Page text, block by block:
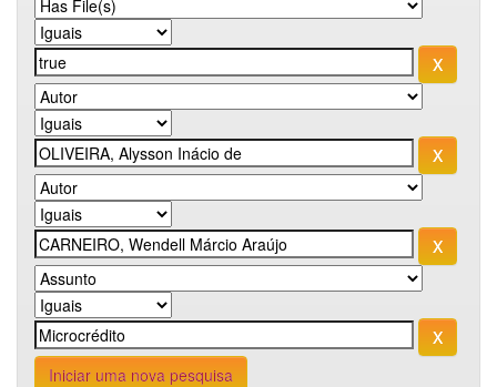
Iniciar uma nova pesquisa